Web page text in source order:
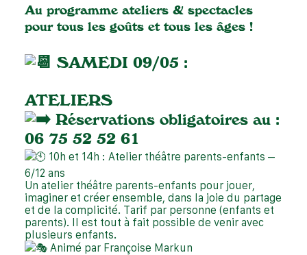
Au programme ateliers & spectacles
pour tous les goûts et tous les âges !
SAMEDI 09/05 :
ATELIERS
Réservations obligatoires au :
06 75 52 52 61
10h et 14h : Atelier théâtre parents-enfants –
6/12 ans
Un atelier théâtre parents-enfants pour jouer,
imaginer et créer ensemble, dans la joie du partage
et de la complicité. Tarif par personne (enfants et
parents). Il est tout à fait possible de venir avec
plusieurs enfants.
Animé par Françoise Markun